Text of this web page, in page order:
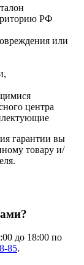
РФ
или
центра
гарантии вы
товару и/
до 18:00 по
85.